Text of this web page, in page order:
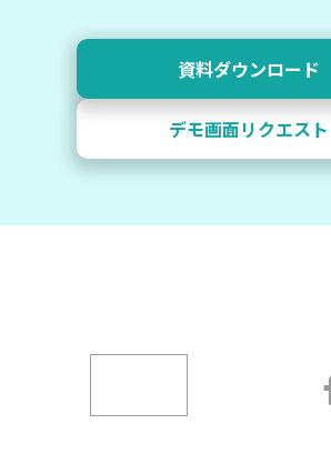
デモ画面リクエスト
資料ダウンロード